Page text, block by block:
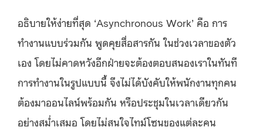
อธิบายให้ง่ายที่สุด ‘Asynchronous Work’ คือ การ
ทำงานแบบร่วมกัน พูดคุยสื่อสารกัน ในช่วงเวลาของตัว
เอง โดยไม่คาดหวังอีกฝ่ายจะต้องตอบสนองเราในทันที
การทำงานในรูปแบบนี้ จึงไม่ได้บังคับให้พนักงานทุกคน
ต้องมาออนไลน์พร้อมกัน หรือประชุมในเวลาเดียวกัน
อย่างสม่ำเสมอ โดยไม่สนใจไทม์โซนของแต่ละคน